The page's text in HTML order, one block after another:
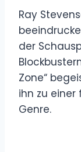
Ray
der
Zone“
ihn zu
Genre.